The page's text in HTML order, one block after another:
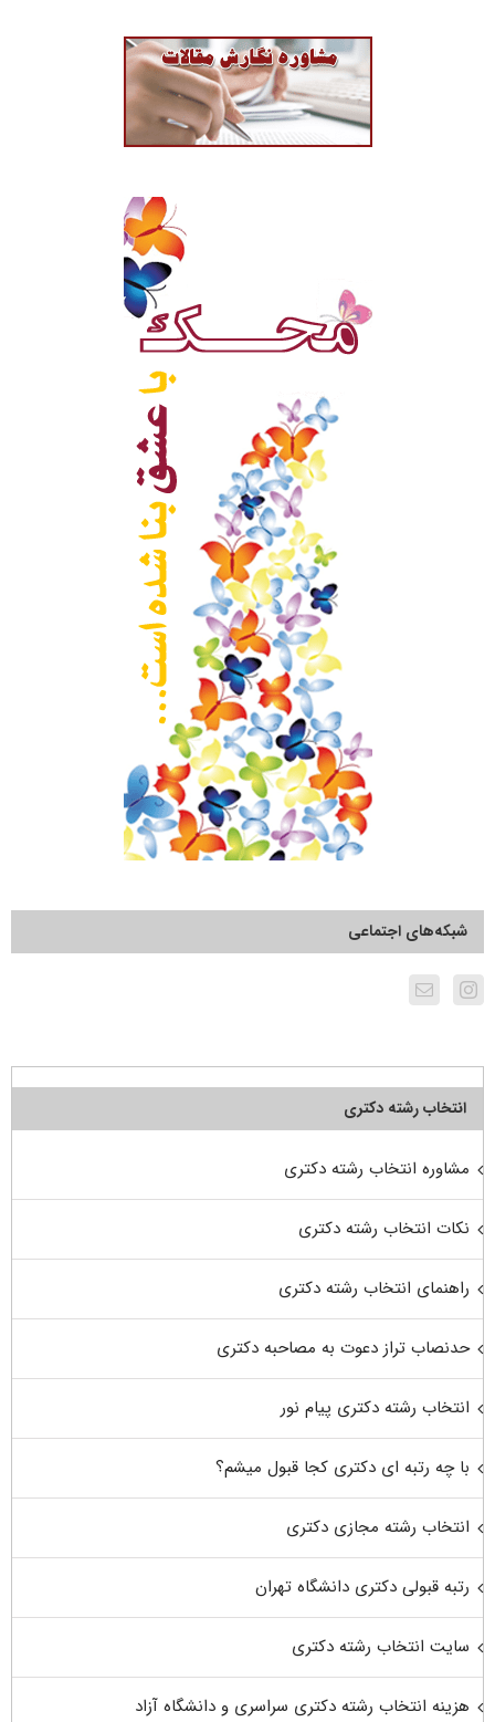
شبکه‌های اجتماعی
انتخاب رشته دکتری
مشاوره انتخاب رشته دکتری
نکات انتخاب رشته دکتری
راهنمای انتخاب رشته دکتری
حدنصاب تراز دعوت به مصاحبه دکتری
انتخاب رشته دکتری پیام نور
با چه رتبه ای دکتری کجا قبول میشم؟
انتخاب رشته مجازی دکتری
رتبه قبولی دکتری دانشگاه تهران
سایت انتخاب رشته دکتری
هزینه انتخاب رشته دکتری سراسری و دانشگاه آزاد